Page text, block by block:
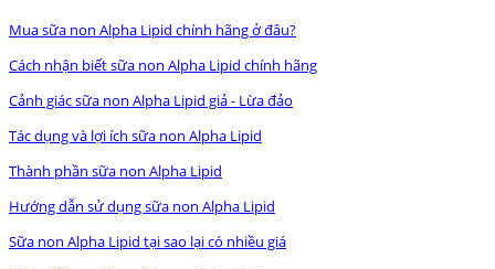
Mua sữa non Alpha Lipid chính hãng ở đâu?
Cách nhận biết sữa non Alpha Lipid chính hãng
Cảnh giác sữa non Alpha Lipid giả - Lừa đảo
Tác dụng và lợi ích sữa non Alpha Lipid
Thành phần sữa non Alpha Lipid
Hướng dẫn sử dụng sữa non Alpha Lipid
Sữa non Alpha Lipid tại sao lại có nhiều giá